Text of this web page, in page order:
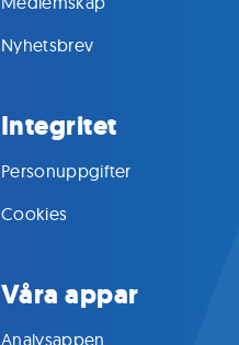
Nyhetsbrev
Integritet
Personuppgifter
Cookies
Våra appar
Analysappen